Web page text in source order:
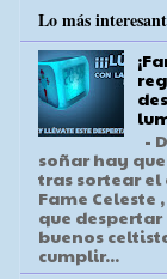
Lo más
-
soñar hay
tras sortear el
Fame Celeste
que despertar
buenos
cumplir...